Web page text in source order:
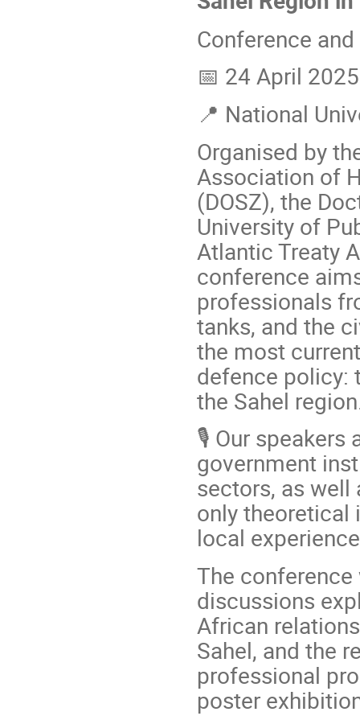
Conference
📅 24 April 2025
📍 National
Organised by
Association of
(DOSZ), the
University of
Atlantic Treaty
conference
professionals
tanks, and the
the most
defence policy:
the Sahel
🎙️ Our speakers
government
sectors, as
only theoretical
local
The
discussions
African
Sahel, and the
professional
poster